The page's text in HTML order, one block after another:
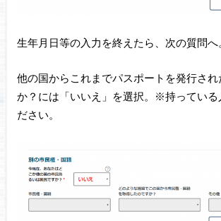
生年月日等の入力を終えたら、次の質問へ
他の国からこれまでパスポートを発行され
か？には「いいえ」を選択。※持っている
ださい。